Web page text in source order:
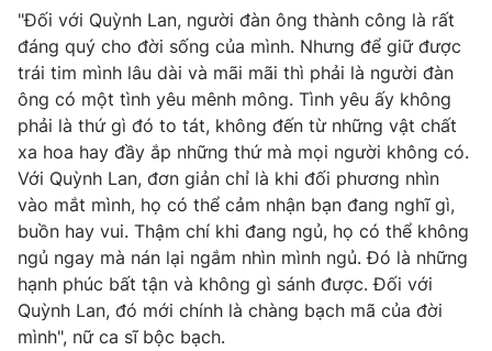
® Cấm sao chép dưới mọi hình thức nếu không có sự chấp
thuận bằng văn bản. Ghi rõ nguồn VTV.vn khi phát hành lại
thông tin từ website này.
"Đối với Quỳnh Lan, người đàn ông thành công là rất
đáng quý cho đời sống của mình. Nhưng để giữ được
trái tim mình lâu dài và mãi mãi thì phải là người đàn
ông có một tình yêu mênh mông. Tình yêu ấy không
phải là thứ gì đó to tát, không đến từ những vật chất
xa hoa hay đầy ắp những thứ mà mọi người không có.
Với Quỳnh Lan, đơn giản chỉ là khi đối phương nhìn
vào mắt mình, họ có thể cảm nhận bạn đang nghĩ gì,
buồn hay vui. Thậm chí khi đang ngủ, họ có thể không
ngủ ngay mà nán lại ngắm nhìn mình ngủ. Đó là những
hạnh phúc bất tận và không gì sánh được. Đối với
Quỳnh Lan, đó mới chính là chàng bạch mã của đời
mình", nữ ca sĩ bộc bạch.